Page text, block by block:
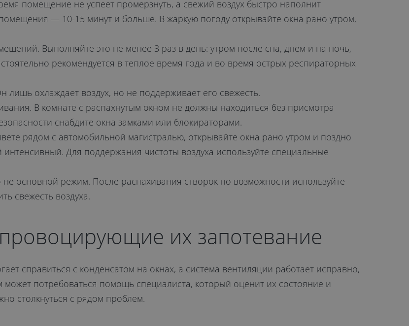
помещение не успеет промерзнуть, а свежий воздух быстро наполнит
— 10-15 минут и больше. В жаркую погоду открывайте окна рано утром,
Выполняйте это не менее 3 раз в день: утром после сна, днем и на ночь,
рекомендуется в теплое время года и во время острых респираторных
охлаждает воздух, но не поддерживает его свежесть.
В комнате с распахнутым окном не должны находиться без присмотра
снабдите окна замками или блокираторами.
рядом с автомобильной магистралью, открывайте окна рано утром и поздно
Для поддержания чистоты воздуха используйте специальные
основной режим. После распахивания створок по возможности используйте
свежесть воздуха.
их запотевание
справиться с конденсатом на окнах, а система вентиляции работает исправно,
потребоваться помощь специалиста, который оценит их состояние и
столкнуться с рядом проблем.